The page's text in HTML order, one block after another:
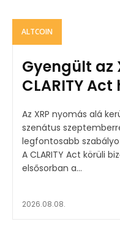
ALTCOIN
Gyengült az
CLARITY
Az XRP nyomás alá
szenátus
legfontosabb
A CLARITY Act körüli
elsősorban a...
2026.08.08.